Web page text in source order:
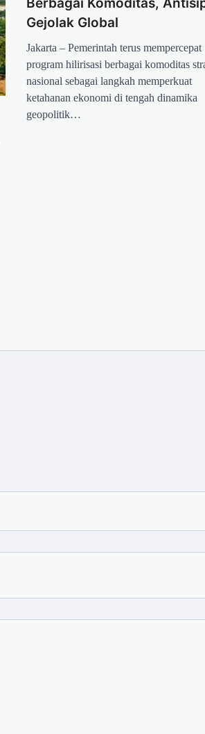
Gejolak Global
Jakarta – Pemerintah terus mempercepat
program hilirisasi berbagai komoditas
nasional sebagai langkah memperkuat
ketahanan ekonomi di tengah dinamika
geopolitik…